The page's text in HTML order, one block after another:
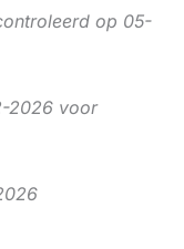
op 05-
2026 voor